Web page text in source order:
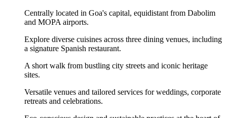
Centrally located in Goa's capital, equidistant from Dabolim
and MOPA airports.
Explore diverse cuisines across three dining venues, including
a signature Spanish restaurant.
A short walk from bustling city streets and iconic heritage
sites.
Versatile venues and tailored services for weddings, corporate
retreats and celebrations.